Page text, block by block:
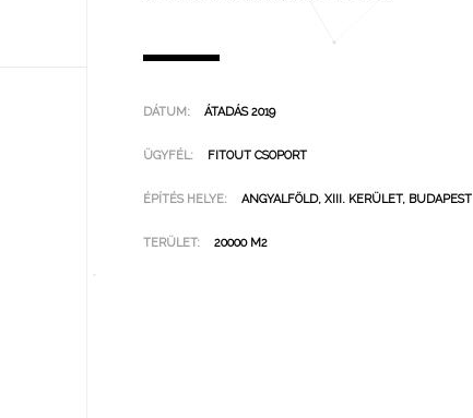
DÁTUM: ÁTADÁS 2019
ÜGYFÉL: FITOUT CSOPORT
ÉPÍTÉS HELYE: ANGYALFÖLD, XIII. KERÜLET, BUDAPEST
TERÜLET: 20000 M2